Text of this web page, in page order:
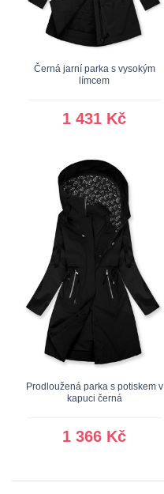
Černá jarní parka s vysokým
límcem
1 431 Kč
Prodloužená parka s potiskem v
kapuci černá
1 366 Kč